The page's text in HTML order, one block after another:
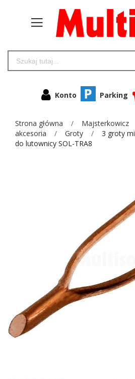
Konto Parking
Strona główna Majsterkowicz
akcesoria
Groty
3 groty
do lutownicy SOL-TRA8